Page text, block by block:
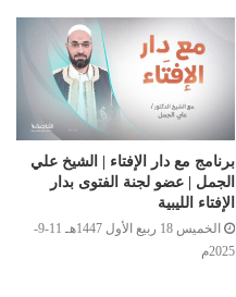
برنامج مع دار الإفتاء | الشيخ علي
الجمل | عضو لجنة الفتوى بدار
الإفتاء الليبية
الخميس 18 ربيع الأول 1447هـ 11-9-
2025م